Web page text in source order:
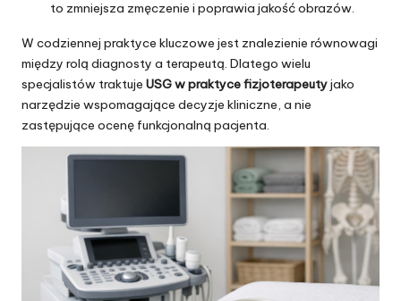
to zmniejsza zmęczenie i poprawia jakość obrazów.
W codziennej praktyce kluczowe jest znalezienie równowagi
między rolą diagnosty a terapeutą. Dlatego wielu
specjalistów traktuje USG w praktyce fizjoterapeutyjako
narzędzie wspomagające decyzje kliniczne, a nie
zastępujące ocenę funkcjonalną pacjenta.